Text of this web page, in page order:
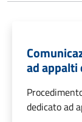
ad appalti
dedicato ad